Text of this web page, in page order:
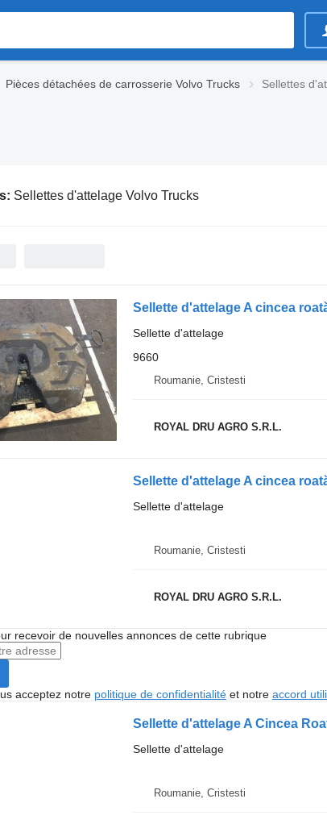
Pièces détachées de carrosserie Volvo Trucks Sellettes
Sellettes d'attelage Volvo Trucks
Sellette d'attelage A cincea
Sellette d'attelage
9660
Roumanie, Cristesti
ROYAL DRU AGRO S.R.L.
Sellette d'attelage
Roumanie, Cristesti
ROYAL DRU AGRO S.R.L.
recevoir de nouvelles annonces de cette rubrique
acceptez notre politique de confidentialitéet notre accord
Sellette d'attelage A Cincea
Sellette d'attelage
Roumanie, Cristesti